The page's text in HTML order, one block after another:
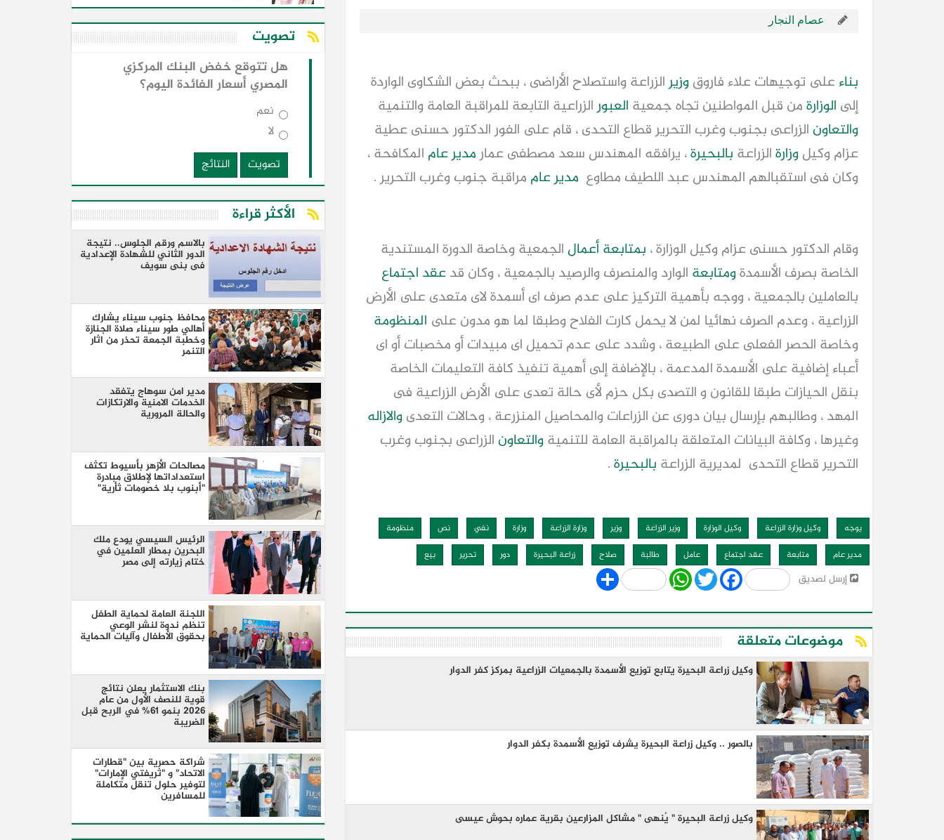
عصام النجار
بناءعلى توجيهات علاء فاروقوزيرالزراعة واستصلاح الأراضى ، ببحث بعض الشكاوى الواردة
إلى الوزارةمن قبل المواطنين تجاه جمعية العبورالزراعية التابعة للمراقبة العامة والتنمية
والتعاون الزراعى بجنوب وغرب التحرير قطاع التحدى ، قام على الفور الدكتور حسنى عطية
عزام وكيلوزارةالزراعة بالبحيرة، يرافقه المهندس سعد مصطفى عمارمدير عام المكافحة ،
وكان فى استقبالهم المهندس عبد اللطيف مطاوع مدير عام مراقبة جنوب وغرب التحرير .
وقام الدكتور حسنى عزام وكيل الوزارة ، بمتابعةأعمال الجمعية وخاصة الدورة المستندية
الخاصة بصرف الأسمدةومتابعة الوارد والمنصرف والرصيد بالجمعية ، وكان قدعقد اجتماع
بالعاملين بالجمعية ، ووجه بأهمية التركيز على عدم صرف اى أسمدة لاى متعدى على الأرض
الزراعية ، وعدم الصرف نهائيا لمن لا يحمل كارت الفلاح وطبقا لما هو مدون على المنظومة
وخاصة الحصر الفعلى على الطبيعة ، وشدد على عدم تحميل اى مبيدات أو مخصبات أو اى
أعباء إضافية على الأسمدة المدعمة ، بالإضافة إلى أهمية تنفيذ كافة التعليمات الخاصة
بنقل الحيازات طبقا للقانون و التصدى بكل حزم لأى حالة تعدى على الأرض الزراعية فى
المهد ، وطالبهم بإرسال بيان دورى عن الزراعات والمحاصيل المنزرعة ، وحالات التعدىوالازاله
وغيرها ، وكافة البيانات المتعلقة بالمراقبة العامة للتنميةوالتعاون الزراعى بجنوب وغرب
التحرير قطاع التحدى لمديرية الزراعة بالبحيرة.
يوجه وكيل وزارة الزراعة وكيل الوزارة وزير الزراعة وزير وزارة الزراعة وزارة نفي نص
منظومة
مدير عام
متابعة عقد اجتماع عامل طالبة صلاح زراعة البحيرة دور تحرير بيع
إرسل لصديق Share WhatsApp
Twitter Facebook
موضوعات متعلقة
وكيل زراعة البحيرة يتابع توزيع الأسمدة بالجمعيات الزراعية بمركز كفر الدوار
بالصور .. وكيل زراعة البحيرة يشرف توزيع الأسمدة بكفر الدوار
وكيل زراعة البحيرة " يُنهى " مشاكل المزارعين بقرية عماره بحوش عيسى
تصويت
هل تتوقع خفض البنك المركزي
المصري أسعار الفائدة اليوم؟
نعم
لا
تصويت
النتائج
الأكثر قراءة
بالاسم ورقم الجلوس.. نتيجة
الدور الثاني للشهادة الإعدادية
فى بنى سويف
محافظ جنوب سيناء يشارك
أهالي طور سيناء صلاة الجنازة
وخطبة الجمعة تحذر من اثار
التنمر
مدير امن سوهاج يتفقد
الخدمات الامنية والارتكازات
والحالة المرورية
مصالحات الأزهر بأسيوط تكثف
استعداداتها لإطلاق مبادرة
"أبنوب بلا خصومات ثأرية"
الرئيس السيسي يودع ملك
البحرين بمطار العلمين في
ختام زيارته إلى مصر
اللجنة العامة لحماية الطفل
تنظم ندوة لنشر الوعي
بحقوق الأطفال وآليات الحماية
بنك الاستثمار يعلن نتائج
قوية للنصف الأول من عام
2026 بنمو 61% في الربح قبل
الضريبة
شراكة حصرية بين "قطارات
الاتحاد" و "ثريفتي الإمارات"
لتوفير حلول تنقل متكاملة
للمسافرين